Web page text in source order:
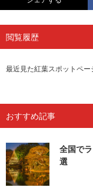
閲覧履歴
最近見た紅葉スポットペー
おすすめ記事
全国で
選